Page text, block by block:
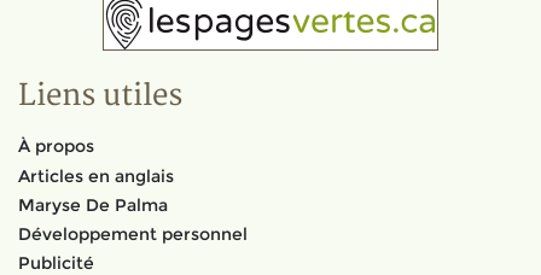
Liens utiles
À propos
Articles en anglais
Maryse De Palma
Développement personnel
Publicité